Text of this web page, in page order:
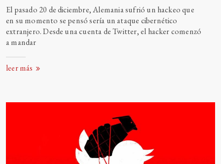
El pasado 20 de diciembre, Alemania sufrió un hackeo que
en su momento se pensó sería un ataque cibernético
extranjero. Desde una cuenta de Twitter, el hacker comenzó
amandar
leer más